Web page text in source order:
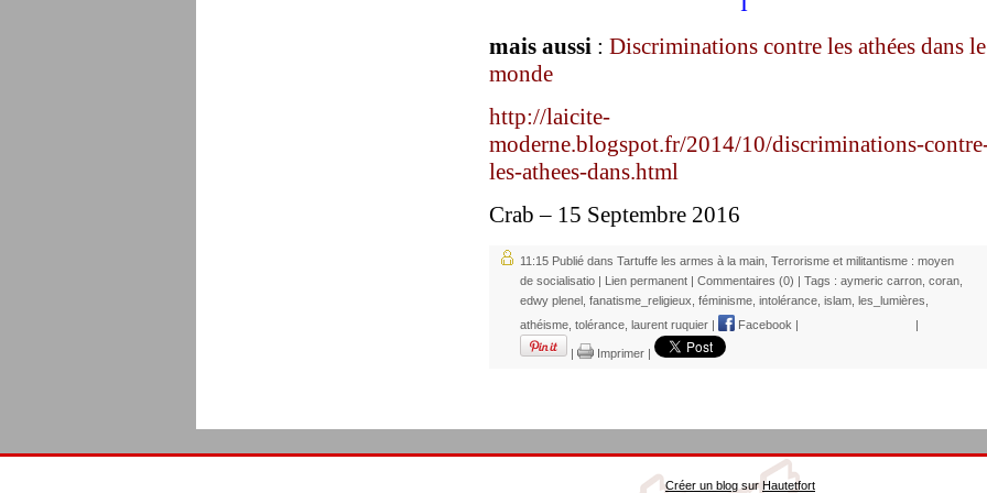
mais aussi : Discriminations contre les athées dans le
monde
http://laicite-
moderne.blogspot.fr/2014/10/discriminations-
les-athees-dans.html
Crab – 15 Septembre 2016
11:15 Publié dans Tartuffe les armes à la main Terrorisme et militantisme : moyen
de socialisatio | Lien permanent | Commentaires (0) | Tags : aymeric carron coran
edwy plenel fanatisme_religieux féminisme intolérance islam les_lumières
athéisme tolérance laurent ruquier | Facebook | |
| Imprimer |
Créer un blog surHautetfort